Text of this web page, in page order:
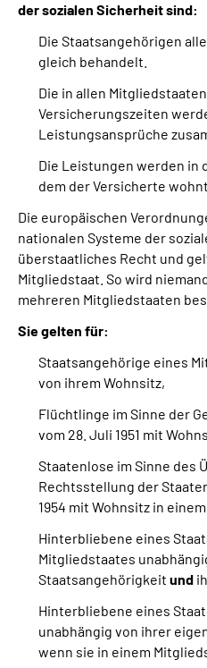
der sozialen Sicherheit sind:
Die Staatsangehörigen
gleich behandelt.
Die in allen
Versicherungszeiten
Leistungsansprüche
Die Leistungen werden in
dem der Versicherte wohnt.
Die europäischen
nationalen Systeme der
überstaatliches Recht und
Mitgliedstaat. So wird
mehreren Mitgliedstaaten
Sie gelten für:
Staatsangehörige eines
von ihrem Wohnsitz,
Flüchtlinge im Sinne der
vom 28. Juli 1951 mit
Staatenlose im Sinne des
Rechtsstellung der
1954 mit Wohnsitz in
Hinterbliebene eines
Mitgliedstaates
Staatsangehörigkeit und
Hinterbliebene eines
unabhängig von ihrer
wenn sie in einem